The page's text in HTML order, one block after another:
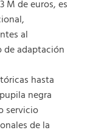
M de euros, es
al
adaptación
hasta
negra
servicio
de la